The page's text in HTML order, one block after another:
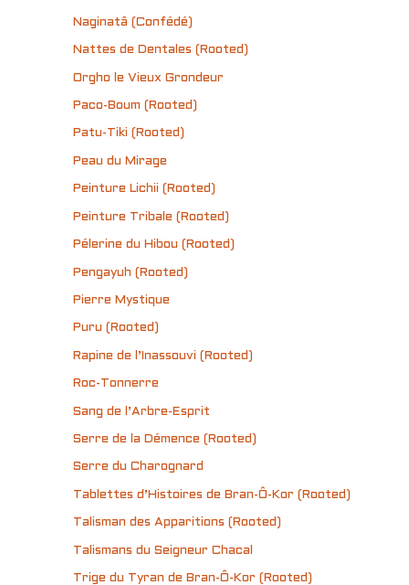
Naginatâ (Confédé)
Nattes de Dentales (Rooted)
Orgho le Vieux Grondeur
Paco-Boum (Rooted)
Patu-Tiki (Rooted)
Peau du Mirage
Peinture Lichii (Rooted)
Peinture Tribale (Rooted)
Pélerine du Hibou (Rooted)
Pengayuh (Rooted)
Pierre Mystique
Puru (Rooted)
Rapine de l’Inassouvi (Rooted)
Roc-Tonnerre
Sang de l’Arbre-Esprit
Serre de la Démence (Rooted)
Serre du Charognard
Tablettes d’Histoires de Bran-Ô-Kor (Rooted)
Talisman des Apparitions (Rooted)
Talismans du Seigneur Chacal
Trige du Tyran de Bran-Ô-Kor (Rooted)